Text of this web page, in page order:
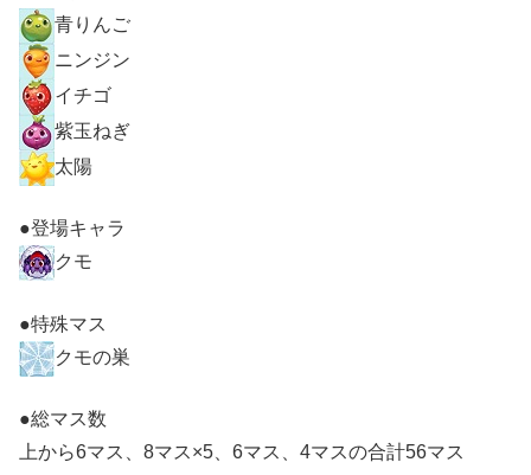
青りんご
ニンジン
イチゴ
紫玉ねぎ
太陽
●登場キャラ
クモ
●特殊マス
クモの巣
●総マス数
上から6マス、8マス×5、6マス、4マスの合計56マス